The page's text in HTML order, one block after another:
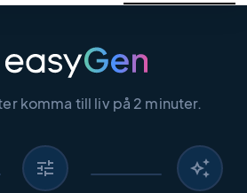
komma till liv på 2 minuter.
tune auto_awesome